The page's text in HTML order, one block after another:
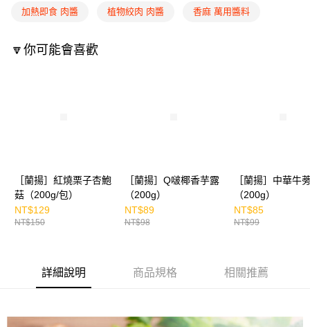
離島冷凍宅配
加熱即食 肉醬 植物絞肉 肉醬 香麻 萬用醬料
🔽你可能會喜歡
［蘭揚］紅燒栗子杏鮑
菇（200g/包）
NT$129
NT$150
［蘭揚］Q啵椰香芋露
（200g）
NT$89
NT$98
［蘭揚］中華牛
（200g）
NT$85
NT$99
詳細說明 商品規格 相關推薦